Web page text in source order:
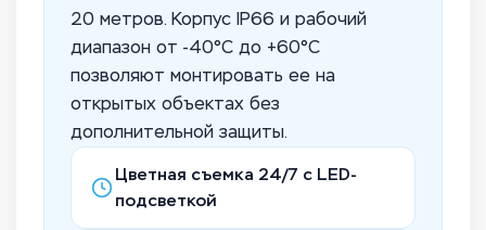
20 метров. Корпус IP66 и рабочий
диапазон от -40°C до +60°C
позволяют монтировать ее на
открытых объектах без
дополнительной защиты.
Цветная съемка 24/7 с LED-
подсветкой